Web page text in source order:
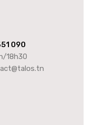
090
18h30